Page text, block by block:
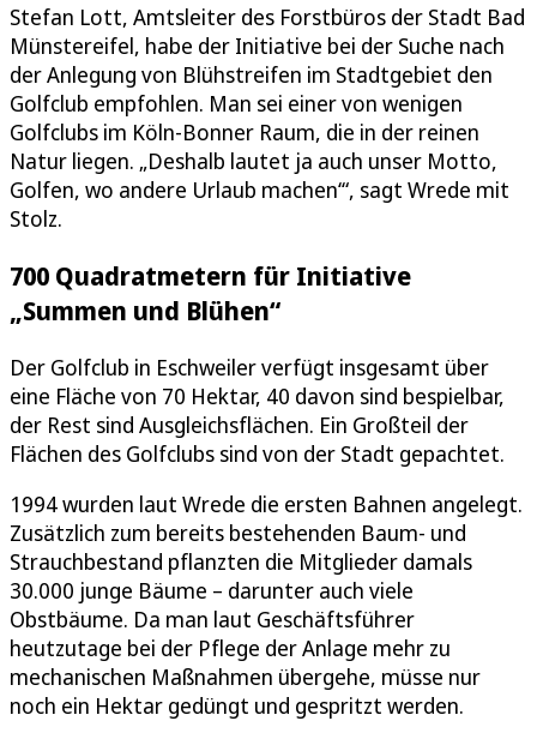
Stefan Lott, Amtsleiter des Forstbüros der Stadt Bad
Münstereifel, habe der Initiative bei der Suche nach
der Anlegung von Blühstreifen im Stadtgebiet den
Golfclub empfohlen. Man sei einer von wenigen
Golfclubs im Köln-Bonner Raum, die in der reinen
Natur liegen. „Deshalb lautet ja auch unser Motto,
Golfen, wo andere Urlaub machen‘“, sagt Wrede mit
Stolz.
700 Quadratmetern für Initiative
„Summen und Blühen“
Der Golfclub in Eschweiler verfügt insgesamt über
eine Fläche von 70 Hektar, 40 davon sind bespielbar,
der Rest sind Ausgleichsflächen. Ein Großteil der
Flächen des Golfclubs sind von der Stadt gepachtet.
1994 wurden laut Wrede die ersten Bahnen angelegt.
Zusätzlich zum bereits bestehenden Baum- und
Strauchbestand pflanzten die Mitglieder damals
30.000 junge Bäume – darunter auch viele
Obstbäume. Da man laut Geschäftsführer
heutzutage bei der Pflege der Anlage mehr zu
mechanischen Maßnahmen übergehe, müsse nur
noch ein Hektar gedüngt und gespritzt werden.